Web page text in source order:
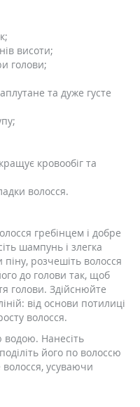
висоти;
голови;
та дуже густе
кровообіг та
волосся.
гребінцем і добре
шампунь і злегка
розчешіть волосся
до голови так, щоб
голови. Здійснюйте
від основи потилиці
волосся.
Нанесіть
його по волоссю
усуваючи